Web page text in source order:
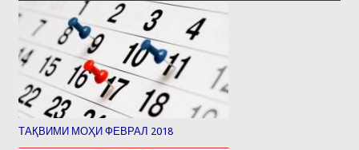
ТАҚВИМИ МОҲИ ФЕВРАЛ 2018